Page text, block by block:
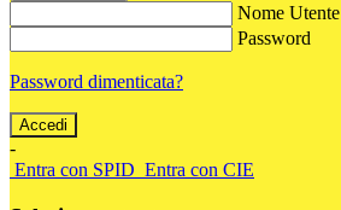
Nome Utente
Password
Password dimenticata?
-
Entra con SPID Entra con CIE